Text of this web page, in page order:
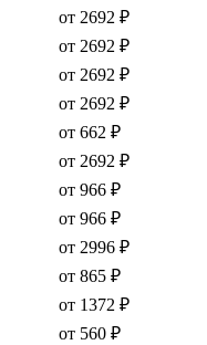
от 2692 ₽
от 2692 ₽
от 2692 ₽
от 2692 ₽
от 662 ₽
от 2692 ₽
от 966 ₽
от 966 ₽
от 2996 ₽
от 865 ₽
от 1372 ₽
от 560 ₽